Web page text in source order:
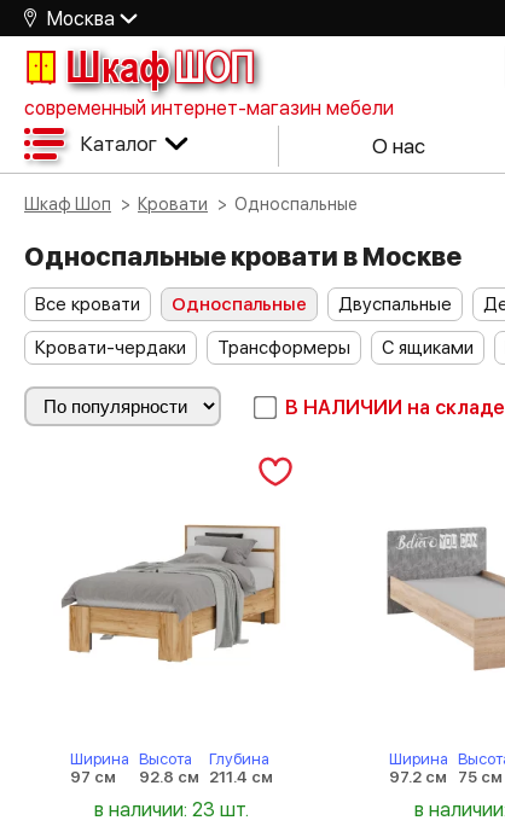
Москва
ШкафШОП
современный интернет-магазин мебели
Каталог О нас
Шкаф Шоп Кровати Односпальные
Односпальные кровати в Москве
Все кровати Односпальные Двуспальные
Кровати-чердаки
Трансформеры С ящиками
В НАЛИЧИИ на
Ширина
97 см
Высота
92.8 см
Глубина
211.4 см
в наличии: 23 шт.
Ширина
97.2 см
75 см
в